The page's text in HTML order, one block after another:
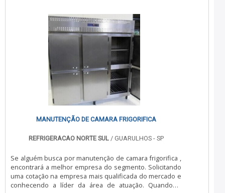
novos e antigos.
MANUTENÇÃO DE CAMARA FRIGORIFICA
REFRIGERACAO NORTE SUL/ GUARULHOS - SP
Se alguém busca por manutenção de camara frigorifica ,
encontrará a melhor empresa do segmento. Solicitando
uma cotação na empresa mais qualificada do mercado e
conhecendo a líder da área de atuação. Quando o